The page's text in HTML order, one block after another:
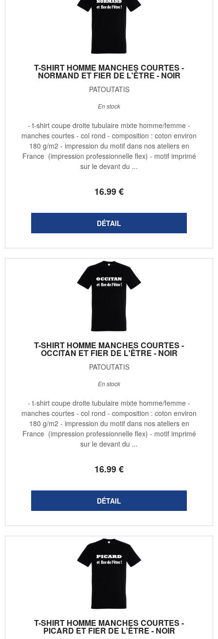
T-SHIRT HOMME MANCHES COURTES -
NORMAND ET FIER DE L'ÊTRE - NOIR
PATOUTATIS
16.99€
En stock
- t-shirt coupe droite tubulaire mixte homme/femme -
manches courtes - col rond - composition : coton environ
180 g/m2 - impression du motif dans nos ateliers en
France (impression professionnelle flex) - motif imprimé
sur le devant du ...
T-SHIRT HOMME MANCHES COURTES -
OCCITAN ET FIER DE L'ÊTRE - NOIR
PATOUTATIS
16.99€
En stock
- t-shirt coupe droite tubulaire mixte homme/femme -
manches courtes - col rond - composition : coton environ
180 g/m2 - impression du motif dans nos ateliers en
France (impression professionnelle flex) - motif imprimé
sur le devant du ...
T-SHIRT HOMME MANCHES COURTES -
PICARD ET FIER DE L'ÊTRE - NOIR